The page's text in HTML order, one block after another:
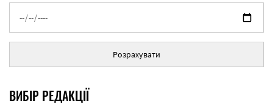
Розрахувати
ВИБІР РЕДАКЦІЇ